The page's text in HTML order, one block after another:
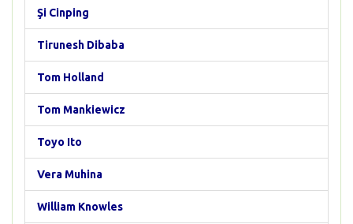
Şi Cinping
Tirunesh Dibaba
Tom Holland
Tom Mankiewicz
Toyo Ito
Vera Muhina
William Knowles